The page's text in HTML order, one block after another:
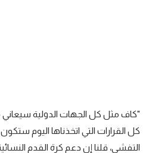
"كاف مثل كل الجهات الدولية
كل القرارات التي اتخذناها اليوم
التفشي، قلنا إن دعم كرة القدم